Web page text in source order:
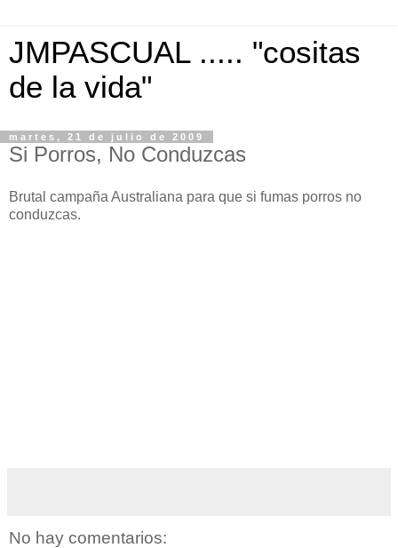
JMPASCUAL ..... "cositas
de la vida"
martes, 21 de julio de 2009
Si Porros, No Conduzcas
Brutal campaña Australiana para que si fumas porros no
conduzcas.
No hay comentarios: